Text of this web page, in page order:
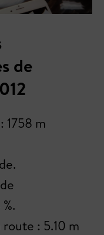
de
1758 m
: 5.10 m